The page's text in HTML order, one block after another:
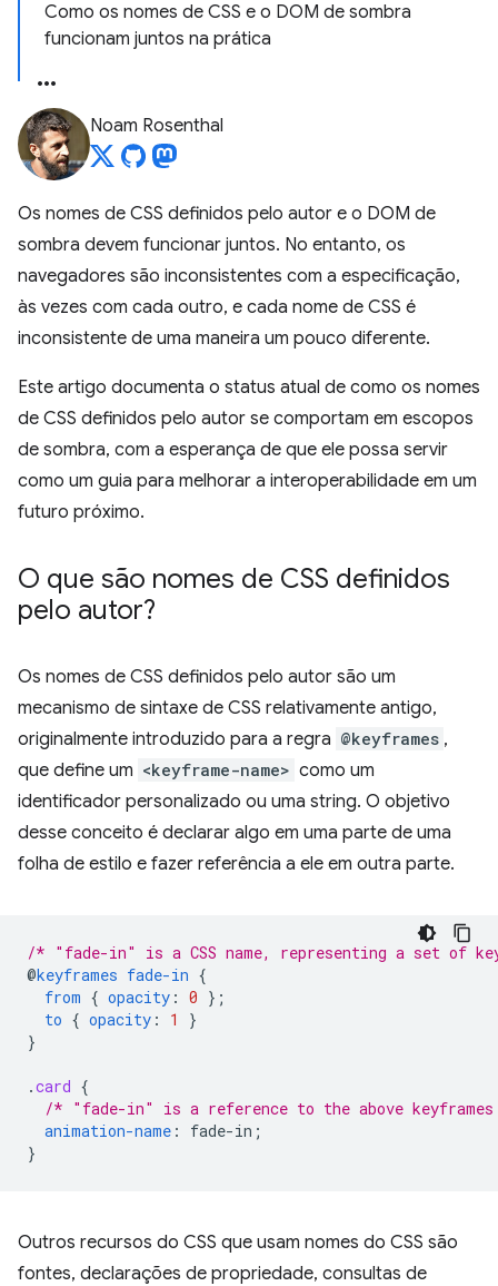
Como os nomes de CSS e o DOM de sombra
funcionam juntos na prática
Noam Rosenthal
Os nomes de CSS definidos pelo autor e o DOM de
sombra devem funcionar juntos. No entanto, os
navegadores são inconsistentes com a especificação,
às vezes com cada outro, e cada nome de CSS é
inconsistente de uma maneira um pouco diferente.
Este artigo documenta o status atual de como os nomes
de CSS definidos pelo autor se comportam em escopos
de sombra, com a esperança de que ele possa servir
como um guia para melhorar a interoperabilidade em um
futuro próximo.
O que são nomes de CSS definidos
pelo autor?
Os nomes de CSS definidos pelo autor são um
mecanismo de sintaxe de CSS relativamente antigo,
originalmente introduzido para a regra @keyframes ,
que define um <keyframe-name> como um
identificador personalizado ou uma string. O objetivo
desse conceito é declarar algo em uma parte de uma
folha de estilo e fazer referência a ele em outra parte.
/* "fade-in" is a CSS name, representing a set of
@keyframes fade-in {
from { opacity : 0 } ;
to { opacity : 1
}
}
.card {
/* "fade-in" is a reference to the above
animation-name : fade-in ;
}
Outros recursos do CSS que usam nomes do CSS são
fontes, declarações de propriedade, consultas de